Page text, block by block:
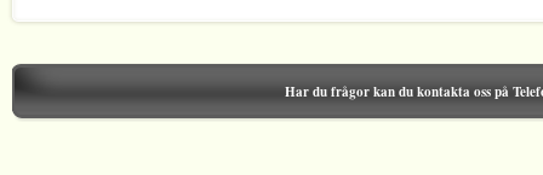
Har du frågor kan du kontakta oss på